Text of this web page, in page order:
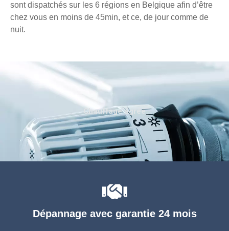
sont dispatchés sur les 6 régions en Belgique afin d’être
chez vous en moins de 45min, et ce, de jour comme de
nuit.
Dépannage avec garantie 24 mois
Chauffage agréé